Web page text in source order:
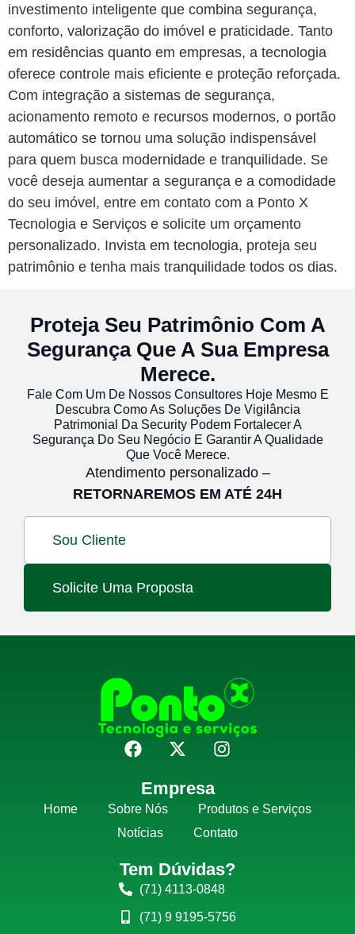
investimento inteligente que combina segurança,
conforto, valorização do imóvel e praticidade. Tanto
em residências quanto em empresas, a tecnologia
oferece controle mais eficiente e proteção reforçada.
Com integração a sistemas de segurança,
acionamento remoto e recursos modernos, o portão
automático se tornou uma solução indispensável
para quem busca modernidade e tranquilidade. Se
você deseja aumentar a segurança e a comodidade
do seu imóvel, entre em contato com a Ponto X
Tecnologia e Serviços e solicite um orçamento
personalizado. Invista em tecnologia, proteja seu
patrimônio e tenha mais tranquilidade todos os dias.
Proteja Seu Patrimônio Com A
Segurança Que A Sua Empresa
Merece.
Fale Com Um De Nossos Consultores Hoje Mesmo E
Descubra Como As Soluções De Vigilância
Patrimonial Da Security Podem Fortalecer A
Segurança Do Seu Negócio E Garantir A Qualidade
Que Você Merece.
Atendimento personalizado –
RETORNAREMOS EM ATÉ 24H
Sou Cliente
Solicite Uma Proposta
Empresa
Home Sobre Nós
Produtos e Serviços
Notícias
Contato
Tem Dúvidas?
(71) 4113-0848
(71) 9 9195-5756